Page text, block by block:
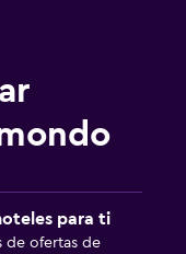
para ti
de ofertas de